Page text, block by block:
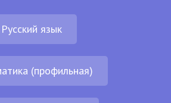
Русский язык
(профильная)